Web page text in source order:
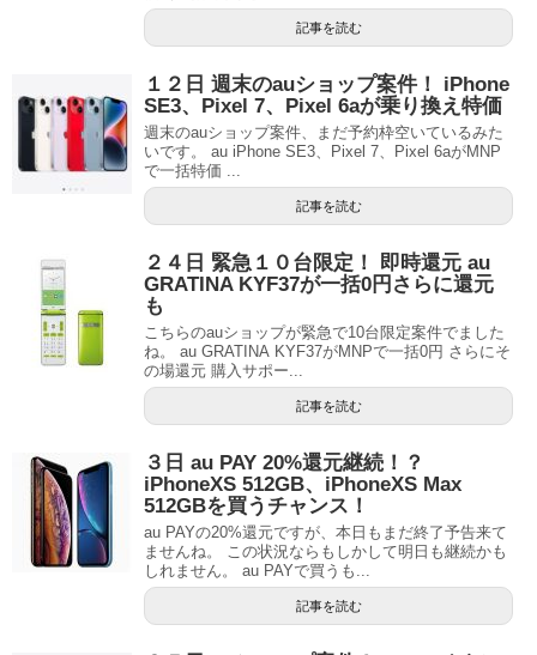
記事を読む
１２日 週末のauショップ案件！ iPhone
SE3、Pixel 7、Pixel 6aが乗り換え特価
週末のauショップ案件、まだ予約枠空いているみた
いです。 au iPhone SE3、Pixel 7、Pixel 6aがMNP
で一括特価 ...
記事を読む
２４日 緊急１０台限定！ 即時還元 au
GRATINA KYF37が一括0円さらに還元
も
こちらのauショップが緊急で10台限定案件でました
ね。 au GRATINA KYF37がMNPで一括0円 さらにそ
の場還元 購入サポー...
記事を読む
３日 au PAY 20%還元継続！？
iPhoneXS 512GB、iPhoneXS Max
512GBを買うチャンス！
au PAYの20%還元ですが、本日もまだ終了予告来て
ませんね。 この状況ならもしかして明日も継続かも
しれません。 au PAYで買うも...
記事を読む